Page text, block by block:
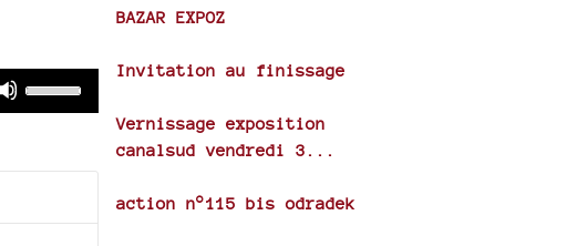
BAZAR EXPOZ
Invitation au finissage
Vernissage exposition
canalsud vendredi 3...
action n°115 bis odradek